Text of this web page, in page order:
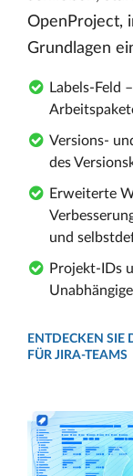
OpenProject,
Grundlagen
Labels-Feld
Versions-
des
Erweiterte
und
Projekt-IDs
ENTDECKEN SIE
FÜR JIRA-TEAMS